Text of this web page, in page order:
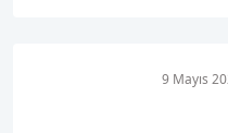
9 Mayıs